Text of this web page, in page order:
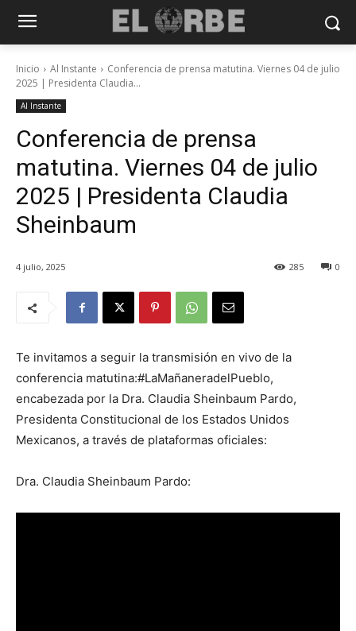
Inicio Al Instante
Conferencia de prensa matutina. Viernes 04 de julio
2025 | Presidenta Claudia...
Al Instante
Conferencia de prensa
matutina. Viernes 04 de julio
2025 | Presidenta Claudia
Sheinbaum
4 julio, 2025 0
285
Te invitamos a seguir la transmisión en vivo de la
conferencia matutina:#LaMañaneradelPueblo,
encabezada por la Dra. Claudia Sheinbaum Pardo,
Presidenta Constitucional de los Estados Unidos
Mexicanos, a través de plataformas oficiales:
Dra. Claudia Sheinbaum Pardo: